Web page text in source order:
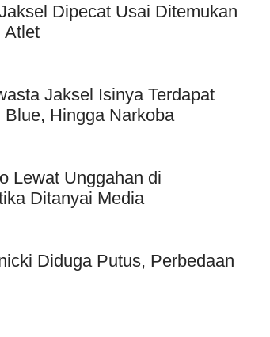
Dipecat Usai Ditemukan
Atlet
Jaksel Isinya Terdapat
Hingga Narkoba
Lewat Unggahan di
Ditanyai Media
Diduga Putus, Perbedaan